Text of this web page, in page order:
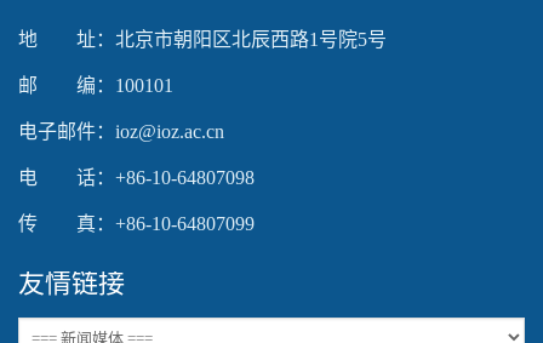
地 址：北京市朝阳区北辰西路1号院5号
邮 编：100101
电子邮件：ioz@ioz.ac.cn
电 话：+86-10-64807098
传 真：+86-10-64807099
友情链接